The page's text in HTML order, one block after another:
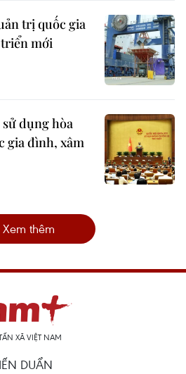
trị quốc gia
mới
dụng hòa
gia đình, xâm
Xem thêm
XÃ VIỆT NAM
DUẨN